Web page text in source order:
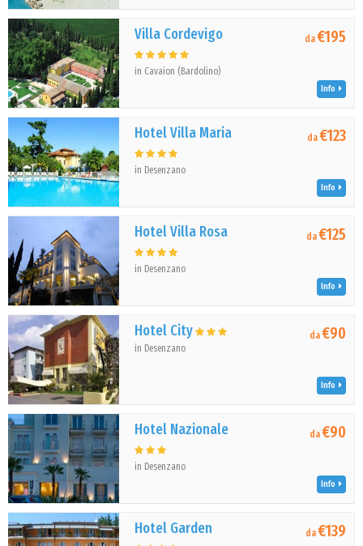
Villa Cordevigo
in Cavaion (Bardolino)
da€195
Info
Hotel Villa Maria
in Desenzano
da€123
Info
Hotel Villa Rosa
in Desenzano
da€125
Info
Hotel City
in Desenzano
da€90
Info
Hotel Nazionale
in Desenzano
da€90
Info
Hotel Garden da€139